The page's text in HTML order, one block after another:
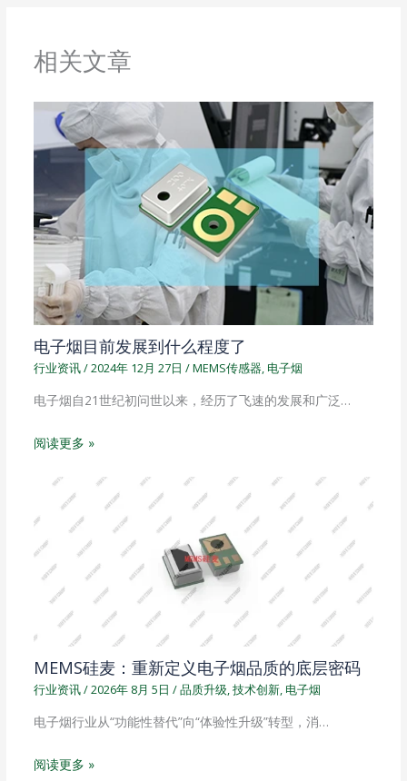
相关文章
电子烟目前发展到什么程度了
行业资讯/2024年 12月 27日 /MEMS传感器, 电子烟
电子烟自21世纪初问世以来，经历了飞速的发展和广泛…
阅读更多 »
MEMS硅麦：重新定义电子烟品质的底层密码
行业资讯/2026年 8月 5日 /品质升级,技术创新, 电子烟
电子烟行业从“功能性替代”向“体验性升级”转型，消…
阅读更多 »